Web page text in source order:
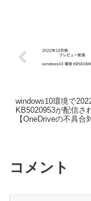
windows10環境で
KB5020953が配信さ
【OneDriveの不具合
コメント